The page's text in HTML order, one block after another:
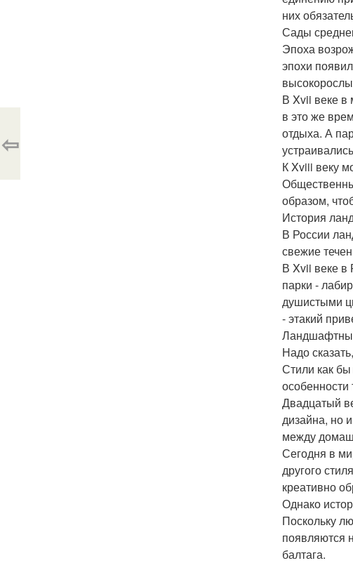
них
Сады
Эпоха
эпохи
В Xvii веке в
в это же
отдыха. А
К Xviii веку
образом,
История
В России
свежие
В Xvii веке в
парки -
душистыми
- этакий
Надо
Стили как
особенности
Двадцатый
дизайна, но
между
Сегодня в
другого
креативно
Однако
Поскольку
появляются
балтага.
⇦